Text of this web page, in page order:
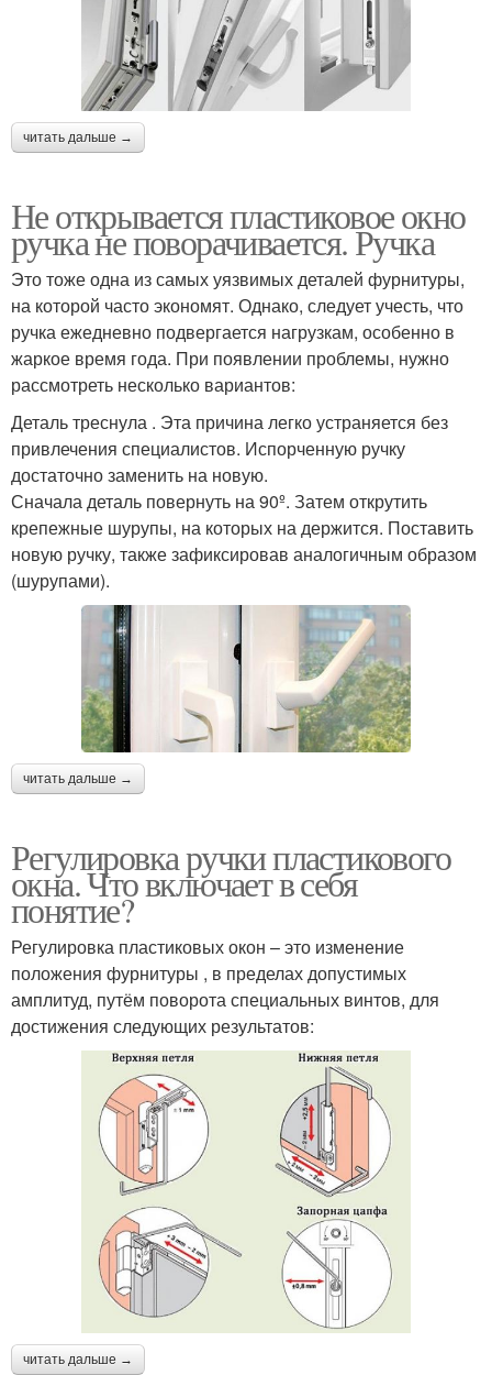
читать дальше →
Не открывается пластиковое окно
ручка не поворачивается. Ручка
Это тоже одна из самых уязвимых деталей фурнитуры,
на которой часто экономят. Однако, следует учесть, что
ручка ежедневно подвергается нагрузкам, особенно в
жаркое время года. При появлении проблемы, нужно
рассмотреть несколько вариантов:
Деталь треснула . Эта причина легко устраняется без
привлечения специалистов. Испорченную ручку
достаточно заменить на новую.
Сначала деталь повернуть на 90º. Затем открутить
крепежные шурупы, на которых на держится. Поставить
новую ручку, также зафиксировав аналогичным образом
(шурупами).
читать дальше →
Регулировка ручки пластикового
окна. Что включает в себя
понятие?
Регулировка пластиковых окон – это изменение
положения фурнитуры , в пределах допустимых
амплитуд, путём поворота специальных винтов, для
достижения следующих результатов:
читать дальше →